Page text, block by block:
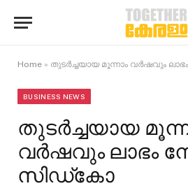
Home » തുടർച്ചയായ മൂന്നാം വർഷവും
BUSINESS NEWS
തുടർച്ചയായ
വർഷവും ലാഭം
സിഡ്‌കോ